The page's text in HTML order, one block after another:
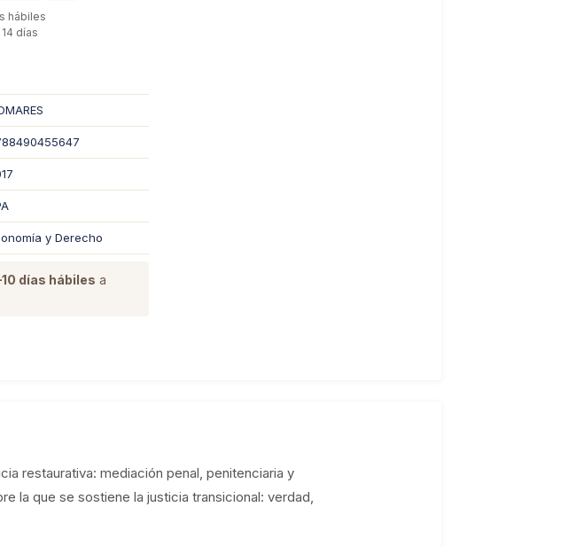
hábiles
días
y Derecho
días hábiles a
restaurativa: mediación penal, penitenciaria y
la que se sostiene la justicia transicional: verdad,